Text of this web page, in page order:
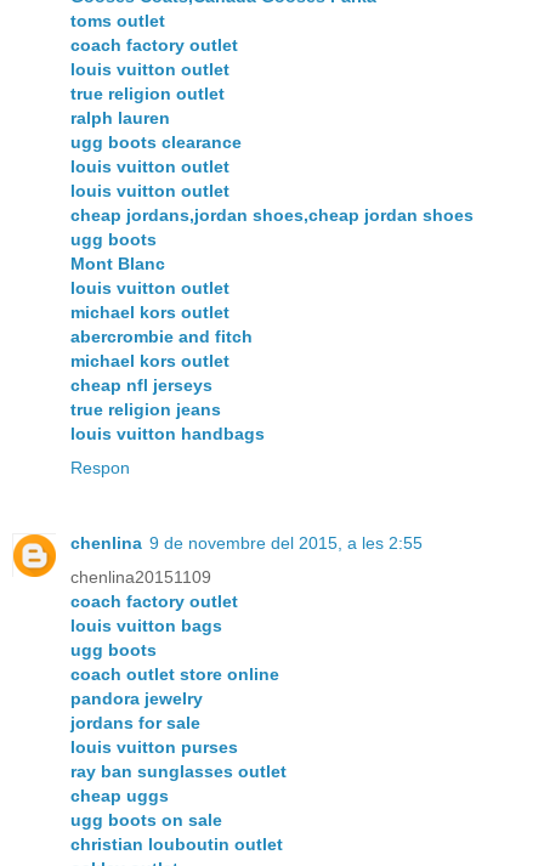
toms outlet
coach factory outlet
louis vuitton outlet
true religion outlet
ralph lauren
ugg boots clearance
louis vuitton outlet
louis vuitton outlet
cheap jordans,jordan shoes,cheap jordan shoes
ugg boots
Mont Blanc
louis vuitton outlet
michael kors outlet
abercrombie and fitch
michael kors outlet
cheap nfl jerseys
true religion jeans
louis vuitton handbags
Respon
chenlina 9 de novembre del 2015, a les 2:55
chenlina20151109
coach factory outlet
louis vuitton bags
ugg boots
coach outlet store online
pandora jewelry
jordans for sale
louis vuitton purses
ray ban sunglasses outlet
cheap uggs
ugg boots on sale
christian louboutin outlet